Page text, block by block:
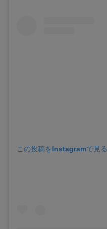
この投稿をInstagramで見る